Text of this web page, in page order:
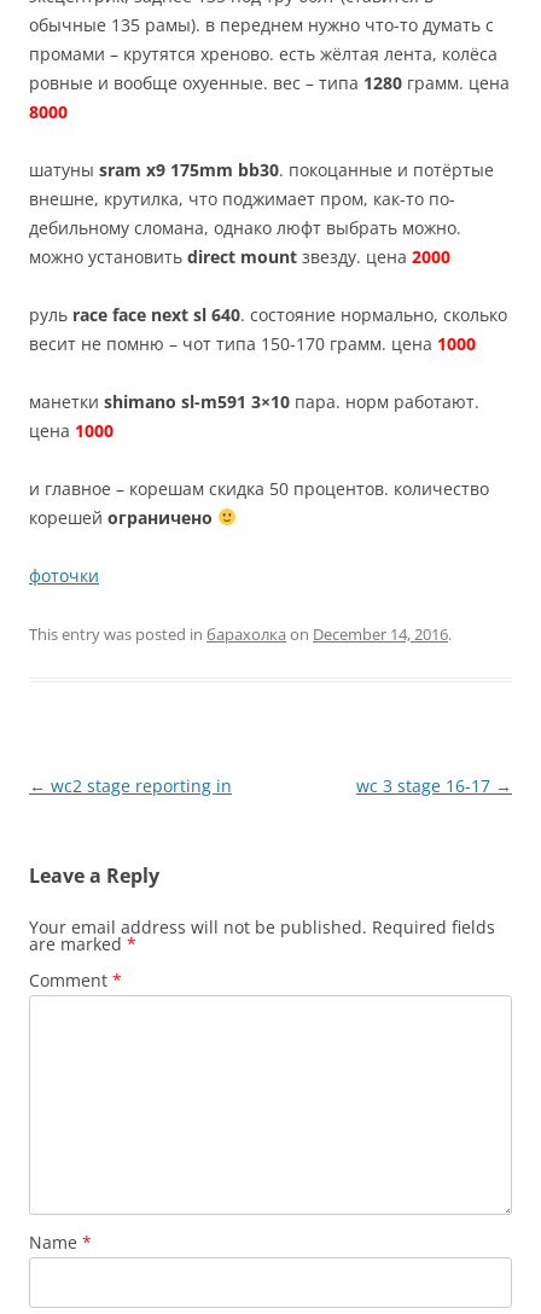
обычные 135 рамы). в переднем нужно что-то думать с
промами – крутятся хреново. есть жёлтая лента, колёса
ровные и вообще охуенные. вес – типа 1280 грамм. цена
8000
шатуны sram x9 175mm bb30. покоцанные и потёртые
внешне, крутилка, что поджимает пром, как-то по-
дебильному сломана, однако люфт выбрать можно.
можно установить direct mount звезду. цена 2000
руль race face next sl 640. состояние нормально, сколько
весит не помню – чот типа 150-170 грамм. цена 1000
манетки shimano sl-m591 3×10 пара. норм работают.
цена 1000
и главное – корешам скидка 50 процентов. количество
корешей ограничено
фоточки
This entry was posted in барахолка on December 14, 2016.
Post
← wc2 stage reporting in wc 3 stage 16-17 →
Leave a Reply
Your email address will not be published. Required fields
are marked *
Comment *
Name *